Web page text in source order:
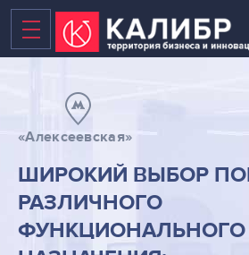
ВАКАНТНЫЕ ПЛОЩАДИ
БИЗНЕС-ЦЕНТР
ТЕХНОПАРК
«Алексеевская»
ШИРОКИЙ ВЫБОР
РАЗЛИЧНОГО
ФУНКЦИОНАЛЬНОГО